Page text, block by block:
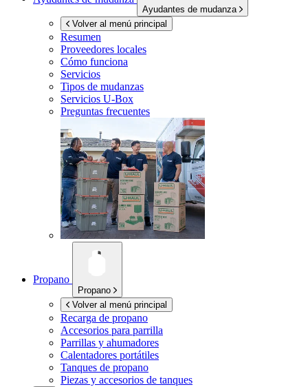
Ayudantes de mudanza
Volver al menú principal
Resumen
Proveedores locales
Cómo funciona
Servicios
Tipos de mudanzas
Servicios U-Box
Preguntas frecuentes
Propano
Propano
Volver al menú principal
Recarga de propano
Accesorios para parrilla
Parrillas y ahumadores
Calentadores portátiles
Tanques de propano
Piezas y accesorios de tanques